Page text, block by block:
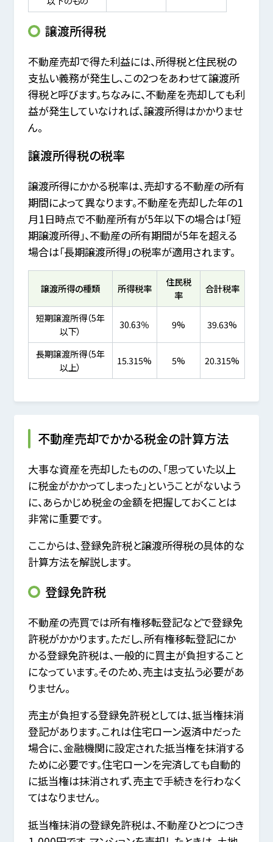
譲渡所得税
不動産売却で得た利益には、所得税と住民税の
支払い義務が発生し、この2つをあわせて譲渡所
得税と呼びます。ちなみに、不動産を売却しても利
益が発生していなければ、譲渡所得はかかりませ
ん。
譲渡所得税の税率
譲渡所得にかかる税率は、売却する不動産の所有
期間によって異なります。不動産を売却した年の1
月1日時点で不動産所有が5年以下の場合は「短
期譲渡所得」、不動産の所有期間が5年を超える
場合は「長期譲渡所得」の税率が適用されます。
譲渡所得の種類 所得税率
住民税
率
合計税率
短期譲渡所得（5年
以下）
30.63％ 9% 39.63%
長期譲渡所得（5年
以上）
15.315% 5% 20.315%
不動産売却でかかる税金の計算方法
大事な資産を売却したものの、「思っていた以上
に税金がかかってしまった」ということがないよう
に、あらかじめ税金の金額を把握しておくことは
非常に重要です。
ここからは、登録免許税と譲渡所得税の具体的な
計算方法を解説します。
登録免許税
不動産の売買では所有権移転登記などで登録免
許税がかかります。ただし、所有権移転登記にか
かる登録免許税は、一般的に買主が負担すること
になっています。そのため、売主は支払う必要があ
りません。
売主が負担する登録免許税としては、抵当権抹消
登記があります。これは住宅ローン返済中だった
場合に、金融機関に設定された抵当権を抹消する
ために必要です。住宅ローンを完済しても自動的
に抵当権は抹消されず、売主で手続きを行わなく
てはなりません。
抵当権抹消の登録免許税は、不動産ひとつにつき